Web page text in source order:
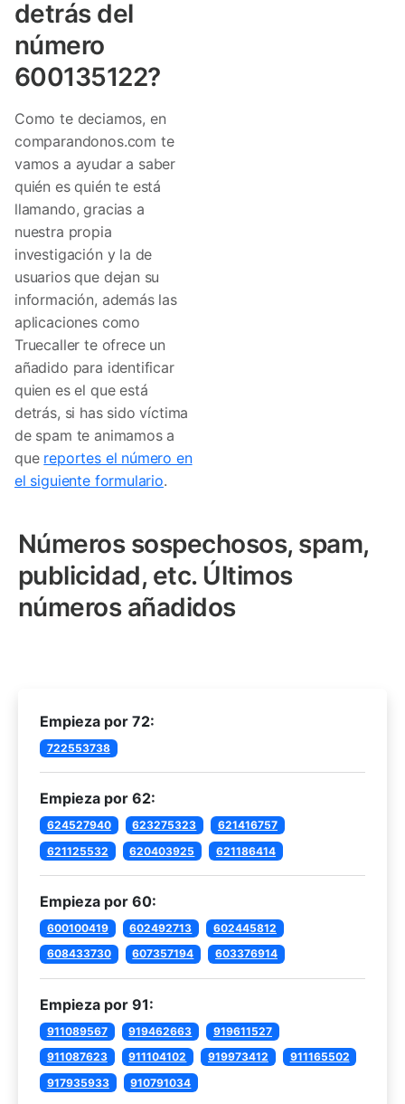
detrás del
número
600135122?
Como te deciamos, en
comparandonos.com te
vamos a ayudar a saber
quién es quién te está
llamando, gracias a
nuestra propia
investigación y la de
usuarios que dejan su
información, además las
aplicaciones como
Truecaller te ofrece un
añadido para identificar
quien es el que está
detrás, si has sido víctima
de spam te animamos a
que reportes el número en
el siguiente formulario.
Números sospechosos, spam,
publicidad, etc. Últimos
números añadidos
Empieza por 72:
722553738
Empieza por 62:
624527940 623275323
621416757
621125532
620403925 621186414
Empieza por 60:
600100419 602492713
602445812
608433730
607357194 603376914
Empieza por 91:
911089567 919462663
919611527
911087623
911104102 919973412
911165502
917935933
910791034